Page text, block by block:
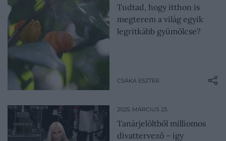
Tudtad, hogy itthon is
megterem a világ egyik
legritkább gyümölcse?
CSÁKA ESZTER
2025. MÁRCIUS 23.
Tanárjelöltből milliomos
divattervező – így